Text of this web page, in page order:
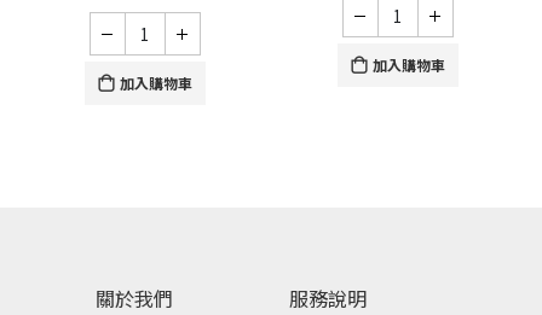
加入購物車
加入購物車
關於我們 服務說明